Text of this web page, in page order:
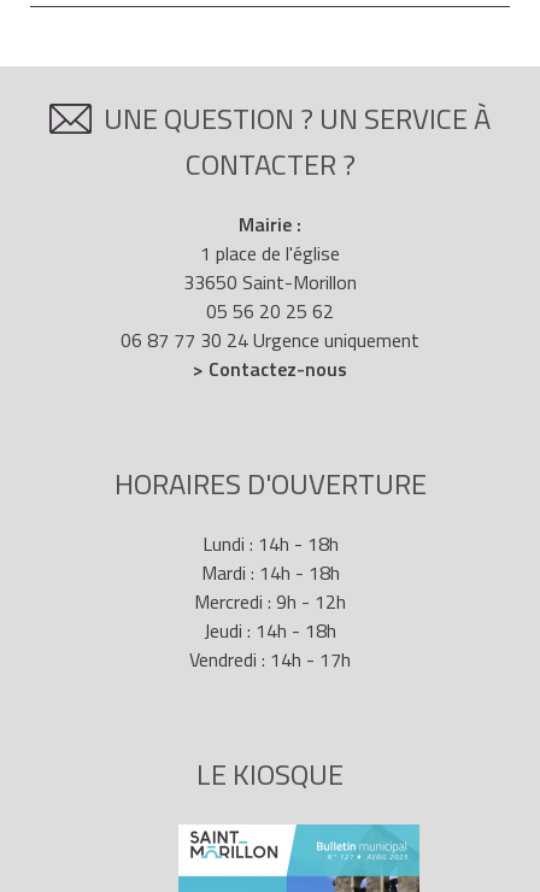
UNE QUESTION ? UN SERVICE À
CONTACTER ?
Mairie :
1 place de l'église
33650 Saint-Morillon
05 56 20 25 62
06 87 77 30 24 Urgence uniquement
> Contactez-nous
HORAIRES D'OUVERTURE
Lundi : 14h - 18h
Mardi : 14h - 18h
Mercredi : 9h - 12h
Jeudi : 14h - 18h
Vendredi : 14h - 17h
LE KIOSQUE